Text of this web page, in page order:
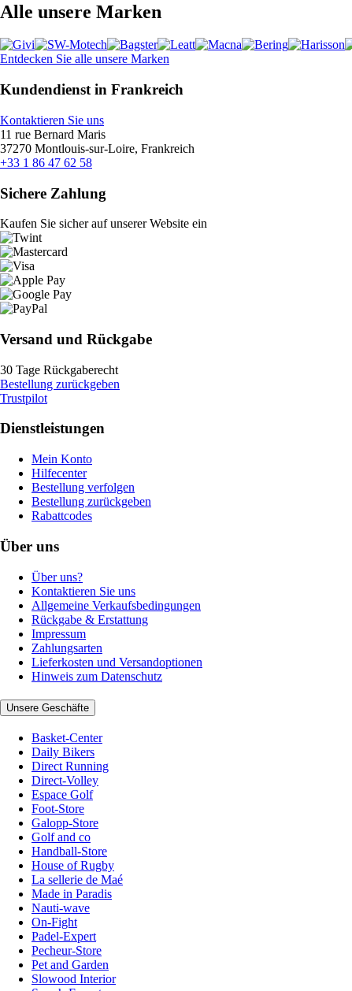
Alle unsere Marken
Entdecken Sie alle unsere Marken
Kundendienst in Frankreich
Kontaktieren Sie uns
11 rue Bernard Maris
37270 Montlouis-sur-Loire, Frankreich
+33 1 86 47 62 58
Sichere Zahlung
Kaufen Sie sicher auf unserer Website ein
Versand und Rückgabe
30 Tage Rückgaberecht
Bestellung zurückgeben
Trustpilot
Dienstleistungen
Mein Konto
Hilfecenter
Bestellung verfolgen
Bestellung zurückgeben
Rabattcodes
Über uns
Über uns?
Kontaktieren Sie uns
Allgemeine Verkaufsbedingungen
Rückgabe & Erstattung
Impressum
Zahlungsarten
Lieferkosten und Versandoptionen
Hinweis zum Datenschutz
Unsere Geschäfte
Basket-Center
Daily Bikers
Direct Running
Direct-Volley
Espace Golf
Foot-Store
Galopp-Store
Golf and co
Handball-Store
House of Rugby
La sellerie de Maé
Made in Paradis
Nauti-wave
On-Fight
Padel-Expert
Pecheur-Store
Pet and Garden
Slowood Interior